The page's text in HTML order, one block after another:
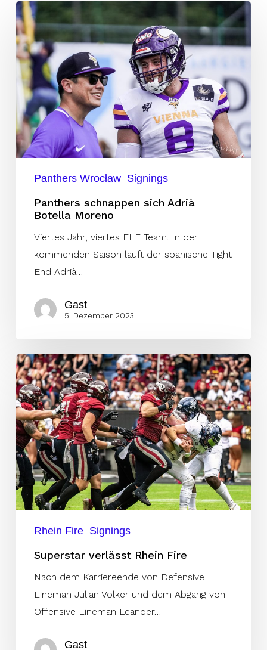
Panthers
schnappen
sich
Adrià
Botella
Moreno
Panthers Wrocław Signings
Panthers schnappen sich Adrià
Botella Moreno
Viertes Jahr, viertes ELF Team. In der
kommenden Saison läuft der spanische Tight
End Adrià…
Gast
5. Dezember 2023
Superstar
verlässt
Rhein
Fire
Rhein Fire Signings
Superstar verlässt Rhein Fire
Nach dem Karriereende von Defensive
Lineman Julian Völker und dem Abgang von
Offensive Lineman Leander…
Gast